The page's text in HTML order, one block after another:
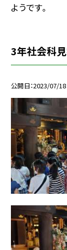
ようです。
3年社会科
公開日 2023/07/18